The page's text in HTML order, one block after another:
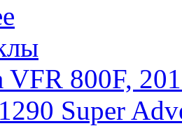
VFR 800F,
Super